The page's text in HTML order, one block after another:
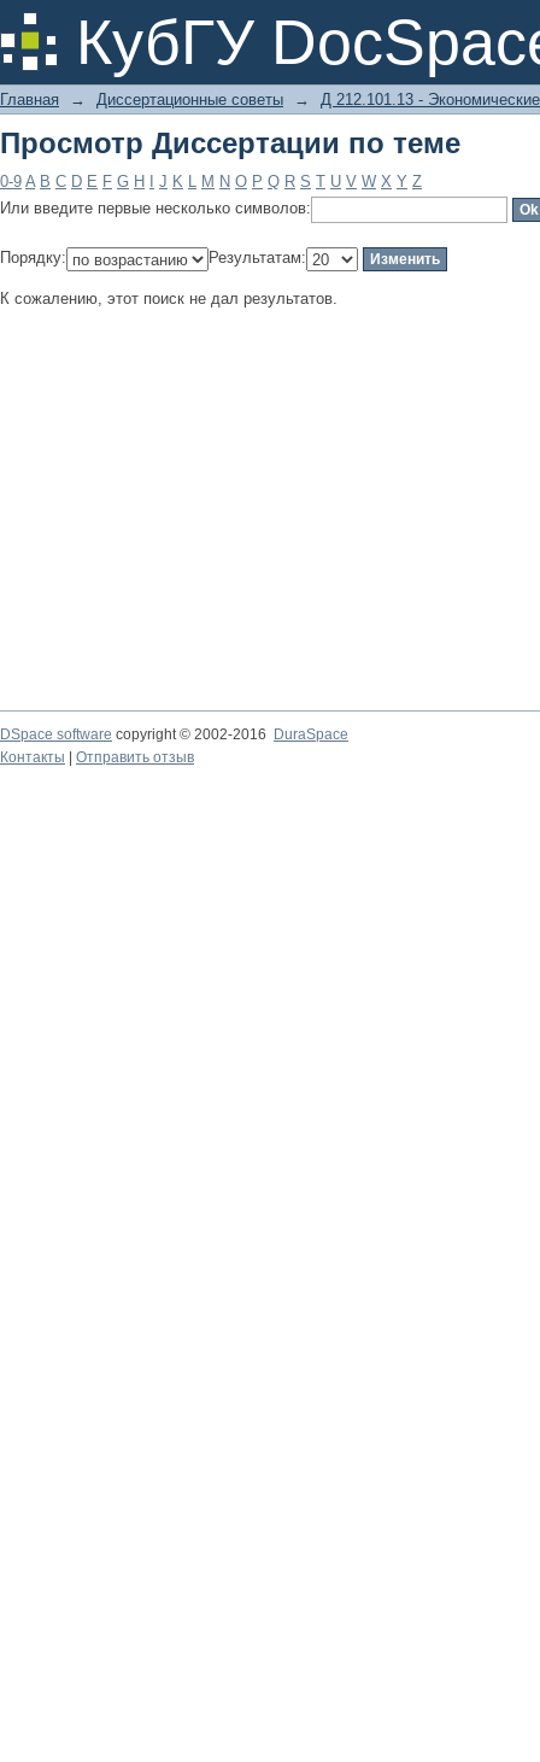
КубГУ
Просмотр Диссертации по теме
Главная → Диссертационные советы → Д 212.101.13 -
Просмотр Диссертации по теме
0-9 A B C D E F G H J K L M N O P Q R S T U V W X Y Z
Или введите первые несколько символов:
Порядку: Результатам:
К сожалению, этот поиск не дал результатов.
DSpace software copyright © 2002-2016
DuraSpace
Контакты
Отправить отзыв